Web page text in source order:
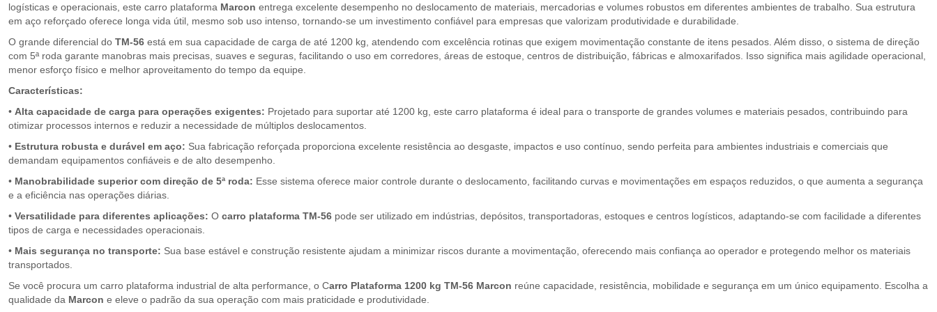
logísticas e operacionais, este carro plataforma Marcon entrega excelente desempenho no deslocamento de materiais, mercadorias e volumes robustos em diferentes ambientes de trabalho. Sua estrutura
em aço reforçado oferece longa vida útil, mesmo sob uso intenso, tornando-se um investimento confiável para empresas que valorizam produtividade e durabilidade.
O grande diferencial do TM-56 está em sua capacidade de carga de até 1200 kg, atendendo com excelência rotinas que exigem movimentação constante de itens pesados. Além disso, o sistema de direção
com 5ª roda garante manobras mais precisas, suaves e seguras, facilitando o uso em corredores, áreas de estoque, centros de distribuição, fábricas e almoxarifados. Isso significa mais agilidade operacional,
menor esforço físico e melhor aproveitamento do tempo da equipe.
Características:
• Alta capacidade de carga para operações exigentes: Projetado para suportar até 1200 kg, este carro plataforma é ideal para o transporte de grandes volumes e materiais pesados, contribuindo para
otimizar processos internos e reduzir a necessidade de múltiplos deslocamentos.
• Estrutura robusta e durável em aço: Sua fabricação reforçada proporciona excelente resistência ao desgaste, impactos e uso contínuo, sendo perfeita para ambientes industriais e comerciais que
demandam equipamentos confiáveis e de alto desempenho.
• Manobrabilidade superior com direção de 5ª roda: Esse sistema oferece maior controle durante o deslocamento, facilitando curvas e movimentações em espaços reduzidos, o que aumenta a segurança
e a eficiência nas operações diárias.
• Versatilidade para diferentes aplicações: O carro plataforma TM-56 pode ser utilizado em indústrias, depósitos, transportadoras, estoques e centros logísticos, adaptando-se com facilidade a diferentes
tipos de carga e necessidades operacionais.
• Mais segurança no transporte: Sua base estável e construção resistente ajudam a minimizar riscos durante a movimentação, oferecendo mais confiança ao operador e protegendo melhor os materiais
transportados.
Se você procura um carro plataforma industrial de alta performance, o Carro Plataforma 1200 kg TM-56 Marcon reúne capacidade, resistência, mobilidade e segurança em um único equipamento. Escolha a
qualidade da Marcon e eleve o padrão da sua operação com mais praticidade e produtividade.